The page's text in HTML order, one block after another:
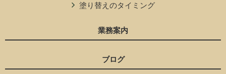
塗り替えのタイミング
業務案内
ブログ